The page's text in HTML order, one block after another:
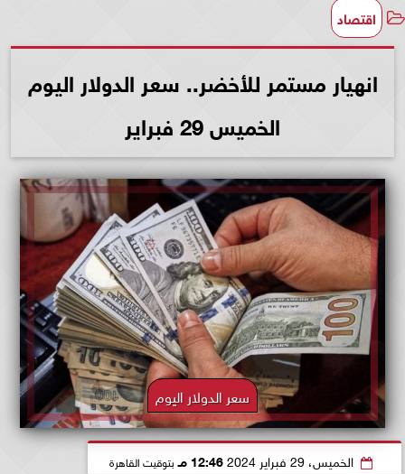
اقتصاد
انهيار مستمر للأخضر.. سعر الدولار اليوم
الخميس 29 فبراير
سعر الدولار اليوم
الخميس، 29 فبراير 2024 12:46 مـ بتوقيت القاهرة